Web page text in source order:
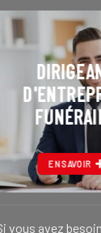
EN SAVOIR
vous avez